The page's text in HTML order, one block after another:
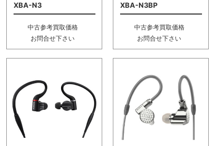
XBA-N3
中古参考買取価格
お問合せ下さい
XBA-N3BP
中古参考買取価格
お問合せ下さい